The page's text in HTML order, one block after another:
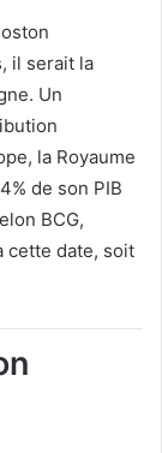
il serait la
Un
la Royaume
de son PIB
BCG,
cette date, soit